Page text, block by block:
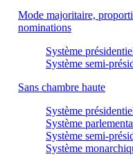
Mode majoritaire,
nominations
Système
Système semi-
Sans chambre haute
Système
Système
Système semi-
Système